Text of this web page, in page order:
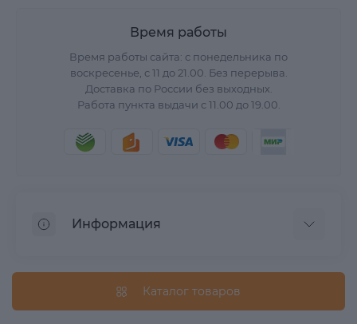
Время работы
Время работы сайта: с понедельника по
воскресенье, с 11 до 21.00. Без перерыва.
Доставка по России без выходных.
Работа пункта выдачи с 11.00 до 19.00.
Информация
Информация о доставке
Каталог товаров